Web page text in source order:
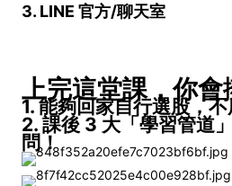
3. LINE 官方/聊天室
上完這堂課，你會
1. 能夠回家自行選股，
2. 課後 3 大「學習管道
問！